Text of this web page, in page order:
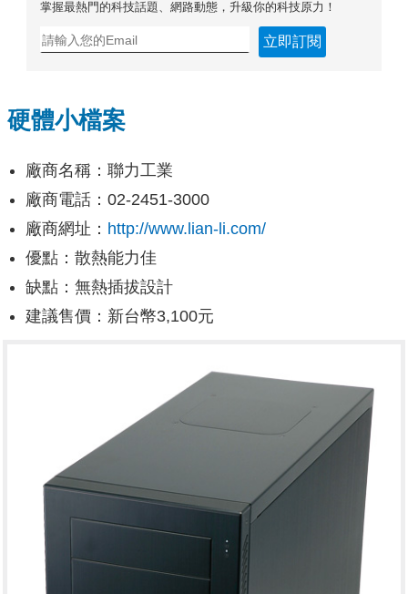
掌握最熱門的科技話題、網路動態，升級你的科技原力！
立即訂閱
硬體小檔案
廠商名稱：聯力工業
廠商電話：02-2451-3000
廠商網址： http://www.lian-li.com/
優點：散熱能力佳
缺點：無熱插拔設計
建議售價：新台幣3,100元